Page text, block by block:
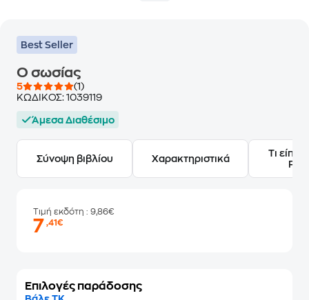
Best Seller
Ο σωσίας
5
(1)
ΚΩΔΙΚΟΣ: 1039119
Άμεσα Διαθέσιμο
Σύνοψη βιβλίου Χαρακτηριστικά
Τι
Τιμή εκδότη : 9,86€
7,41€
Επιλογές παράδοσης